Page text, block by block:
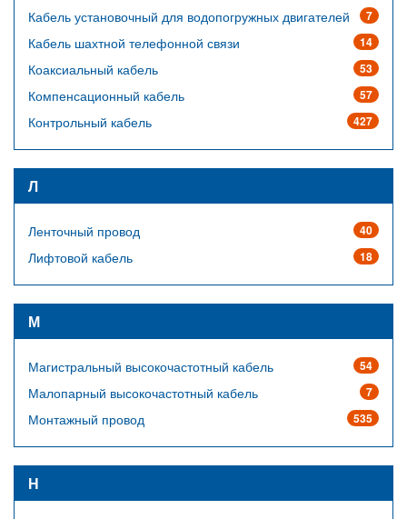
7
Кабель установочный для водопогружных двигателей
14
Кабель шахтной телефонной связи
53
Коаксиальный кабель
57
Компенсационный кабель
427
Контрольный кабель
Л
40
Ленточный провод
18
Лифтовой кабель
М
54
Магистральный высокочастотный кабель
7
Малопарный высокочастотный кабель
535
Монтажный провод
Н